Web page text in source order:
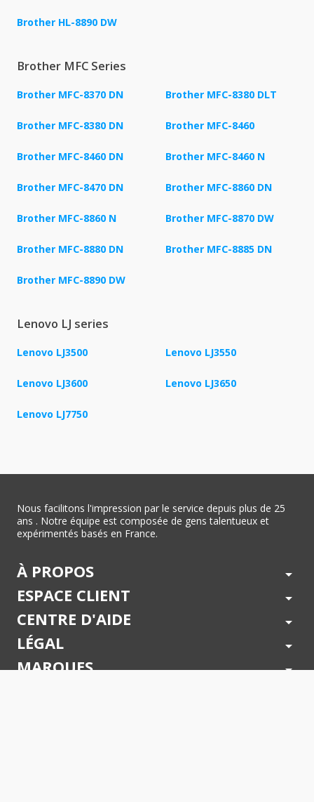
Brother HL-8890 DW
Brother MFC Series
Brother MFC-8370 DN Brother MFC-8380 DLT
Brother MFC-8380 DN Brother MFC-8460
Brother MFC-8460 DN Brother MFC-8460 N
Brother MFC-8470 DN Brother MFC-8860 DN
Brother MFC-8860 N Brother MFC-8870 DW
Brother MFC-8880 DN Brother MFC-8885 DN
Brother MFC-8890 DW
Lenovo LJ series
Lenovo LJ3500 Lenovo LJ3550
Lenovo LJ3600 Lenovo LJ3650
Lenovo LJ7750
Nous facilitons l'impression par le service depuis plus de 25
ans . Notre équipe est composée de gens talentueux et
expérimentés basés en France.
À PROPOS arrow_drop_down
ESPACE CLIENT arrow_drop_down
CENTRE D'AIDE arrow_drop_down
LÉGAL arrow_drop_down
MARQUES arrow_drop_down